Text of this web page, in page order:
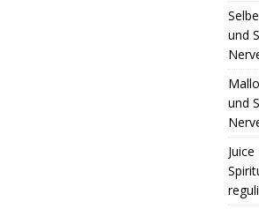
und
und
Juice